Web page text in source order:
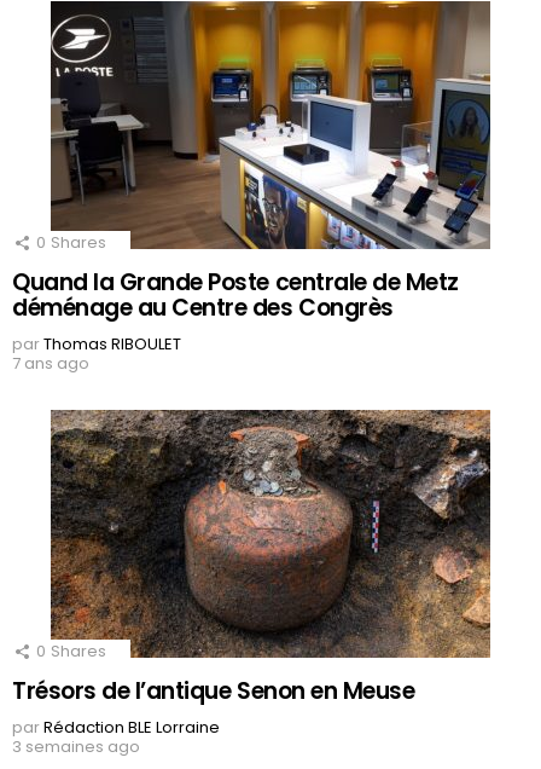
0 Shares
Quand la Grande Poste centrale de Metz
déménage au Centre des Congrès
parThomas RIBOULET
7 ans ago
0 Shares
Trésors de l’antique Senon en Meuse
parRédaction BLE Lorraine
3 semaines ago